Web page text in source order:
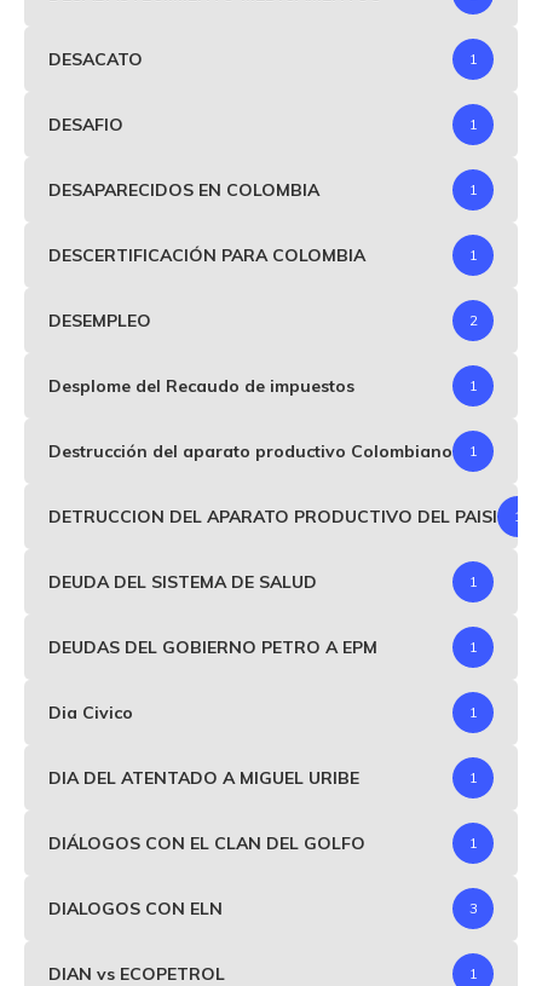
DESACATO 1
DESAFIO 1
DESAPARECIDOS EN COLOMBIA 1
DESCERTIFICACIÓN PARA COLOMBIA 1
DESEMPLEO 2
Desplome del Recaudo de impuestos 1
Destrucción del aparato productivo Colombiano 1
DETRUCCION DEL APARATO PRODUCTIVO DEL PAISI 1
DEUDA DEL SISTEMA DE SALUD 1
DEUDAS DEL GOBIERNO PETRO A EPM 1
Dia Civico 1
DIA DEL ATENTADO A MIGUEL URIBE 1
DIÁLOGOS CON EL CLAN DEL GOLFO 1
DIALOGOS CON ELN 3
DIAN vs ECOPETROL 1